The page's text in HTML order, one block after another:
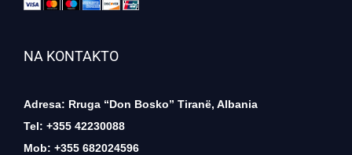
NA KONTAKTO
Adresa: Rruga “Don Bosko” Tiranë, Albania
Tel: +355 42230088
Mob: +355 682024596